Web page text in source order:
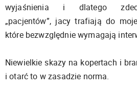
wyjaśnienia i dlatego
„pacjentów”, jacy trafiają do
które bezwzględnie wymagają
Niewielkie skazy na kopertach i
i otarć to w zasadzie norma.